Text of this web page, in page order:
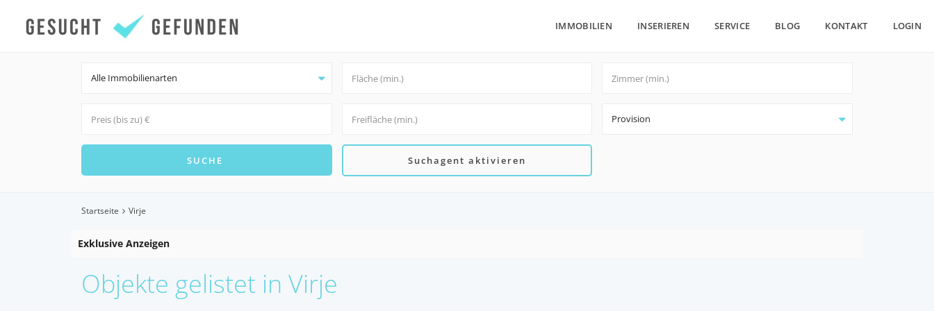
IMMOBILIEN INSERIEREN SERVICE BLOG KONTAKT LOGIN
Alle Immobilienarten
Provision
Suchagent aktivieren
Startseite Virje
Exklusive Anzeigen
Objekte gelistet in Virje